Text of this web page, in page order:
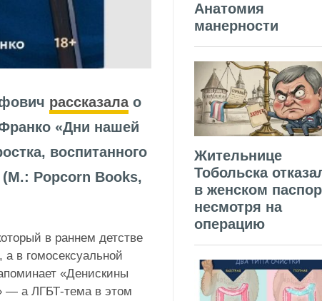
рассказалао
«Дни нашей
воспитанного
(М.: Popcorn Books,
в раннем детстве
а в гомосексуальной
«Денискины
— а ЛГБТ-тема в этом
Анатомия
манерности
Жительнице
Тобольска
в женском
несмотря на
операцию